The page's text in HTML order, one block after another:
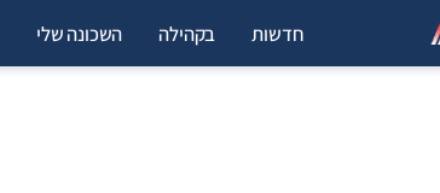
חדשות בקהילה השכונה שלי